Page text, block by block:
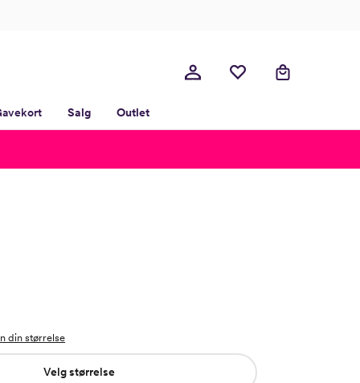
Salg Outlet
Velg størrelse